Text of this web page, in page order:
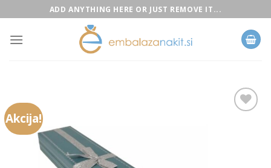
to
content
ADD ANYTHING HERE OR JUST REMOVE IT...
Akcija!